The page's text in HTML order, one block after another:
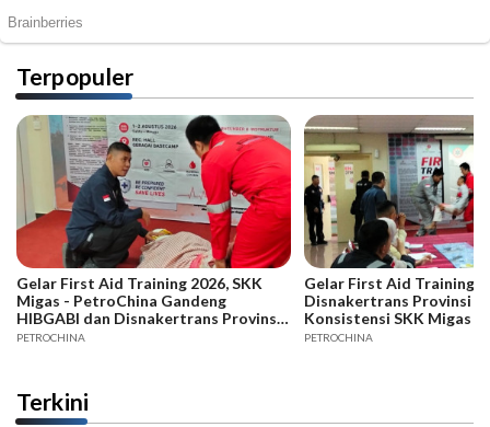
Terpopuler
Gelar First Aid Training 2026, SKK
Migas - PetroChina Gandeng
HIBGABI dan Disnakertrans Provinsi
Jambi
PETROCHINA
Gelar First Aid Training
Disnakertrans Provinsi
Konsistensi SKK Migas -
PETROCHINA
Terkini